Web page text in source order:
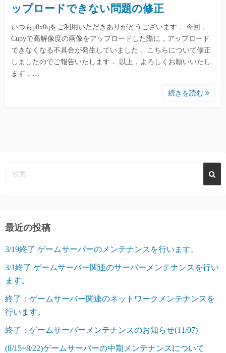
ップロードできない問題の修正
いつもp0x0qをご利用いただきありがとうございます． 今回，
Cupyで高解像度の画像をアップロードした際に，アップロード
できなくなる不具合が発生していました． こちらについて修正
しましたのでご報告いたします． 以上，よろしくお願いいたし
ます．…
続きを読む
最近の投稿
3/19終了 ゲームサーバーのメンテナンスを行います。
3/1終了 ゲームサーバー関連のサーバーメンテナンスを行い
ます。
終了：ゲームサーバー関連のネットワークメンテナンスを
行います。
終了：ゲームサーバーメンテナンスのお知らせ(11/07)
(8/15~8/22)ゲームサーバーの中期メンテナンスについて